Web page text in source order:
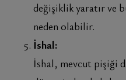
değişiklik yaratır ve
neden olabilir.
İshal:
İshal, mevcut pişiği